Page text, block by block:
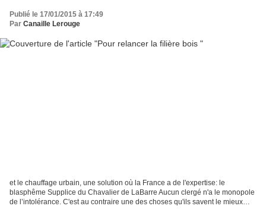
Publié le 17/01/2015 à 17:49
Par Canaille Lerouge
et le chauffage urbain, une solution où la France a de l'expertise: le
blasphême Supplice du Chavalier de LaBarre Aucun clergé n'a le monopole
de l’intolérance. C'est au contraire une des choses qu'ils savent le mieux